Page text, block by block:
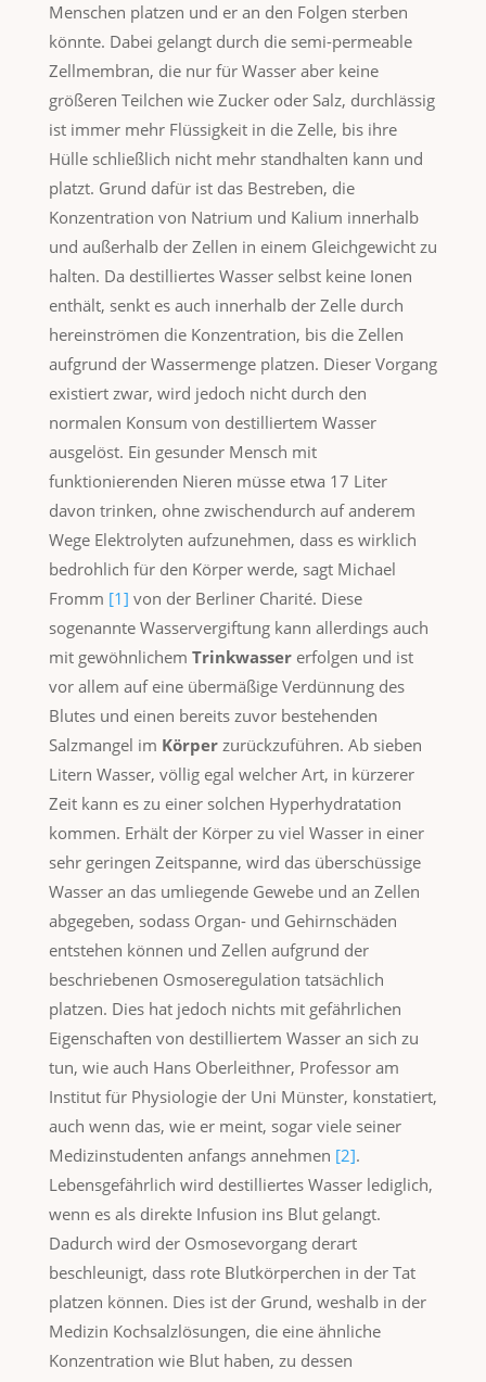
Menschen platzen und er an den Folgen sterben
könnte. Dabei gelangt durch die semi-permeable
Zellmembran, die nur für Wasser aber keine
größeren Teilchen wie Zucker oder Salz, durchlässig
ist immer mehr Flüssigkeit in die Zelle, bis ihre
Hülle schließlich nicht mehr standhalten kann und
platzt. Grund dafür ist das Bestreben, die
Konzentration von Natrium und Kalium innerhalb
und außerhalb der Zellen in einem Gleichgewicht zu
halten. Da destilliertes Wasser selbst keine Ionen
enthält, senkt es auch innerhalb der Zelle durch
hereinströmen die Konzentration, bis die Zellen
aufgrund der Wassermenge platzen. Dieser Vorgang
existiert zwar, wird jedoch nicht durch den
normalen Konsum von destilliertem Wasser
ausgelöst. Ein gesunder Mensch mit
funktionierenden Nieren müsse etwa 17 Liter
davon trinken, ohne zwischendurch auf anderem
Wege Elektrolyten aufzunehmen, dass es wirklich
bedrohlich für den Körper werde, sagt Michael
Fromm [1] von der Berliner Charité. Diese
sogenannte Wasservergiftung kann allerdings auch
mit gewöhnlichem Trinkwassererfolgen und ist
vor allem auf eine übermäßige Verdünnung des
Blutes und einen bereits zuvor bestehenden
Salzmangel im Körperzurückzuführen. Ab sieben
Litern Wasser, völlig egal welcher Art, in kürzerer
Zeit kann es zu einer solchen Hyperhydratation
kommen. Erhält der Körper zu viel Wasser in einer
sehr geringen Zeitspanne, wird das überschüssige
Wasser an das umliegende Gewebe und an Zellen
abgegeben, sodass Organ- und Gehirnschäden
entstehen können und Zellen aufgrund der
beschriebenen Osmoseregulation tatsächlich
platzen. Dies hat jedoch nichts mit gefährlichen
Eigenschaften von destilliertem Wasser an sich zu
tun, wie auch Hans Oberleithner, Professor am
Institut für Physiologie der Uni Münster, konstatiert,
auch wenn das, wie er meint, sogar viele seiner
Medizinstudenten anfangs annehmen [2].
Lebensgefährlich wird destilliertes Wasser lediglich,
wenn es als direkte Infusion ins Blut gelangt.
Dadurch wird der Osmosevorgang derart
beschleunigt, dass rote Blutkörperchen in der Tat
platzen können. Dies ist der Grund, weshalb in der
Medizin Kochsalzlösungen, die eine ähnliche
Konzentration wie Blut haben, zu dessen